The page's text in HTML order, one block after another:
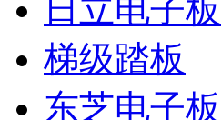
日立电子板
梯级踏板
东芝电子板